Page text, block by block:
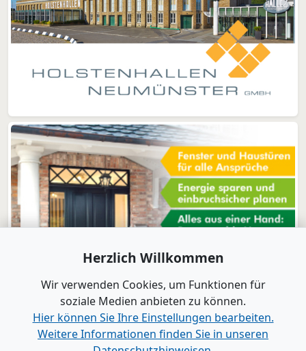
Herzlich Willkommen
Wir verwenden Cookies, um Funktionen für
soziale Medien anbieten zu können.
Hier können Sie Ihre Einstellungen bearbeiten.
Weitere Informationen finden Sie in unseren